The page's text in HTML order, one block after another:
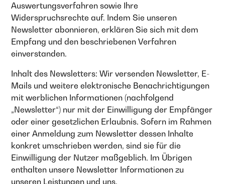
Auswertungsverfahren sowie Ihre
Widerspruchsrechte auf. Indem Sie unseren
Newsletter abonnieren, erklären Sie sich mit dem
Empfang und den beschriebenen Verfahren
einverstanden.
Inhalt des Newsletters: Wir versenden Newsletter, E-
Mails und weitere elektronische Benachrichtigungen
mit werblichen Informationen (nachfolgend
„Newsletter“) nur mit der Einwilligung der Empfänger
oder einer gesetzlichen Erlaubnis. Sofern im Rahmen
einer Anmeldung zum Newsletter dessen Inhalte
konkret umschrieben werden, sind sie für die
Einwilligung der Nutzer maßgeblich. Im Übrigen
enthalten unsere Newsletter Informationen zu
unseren Leistungen und uns.